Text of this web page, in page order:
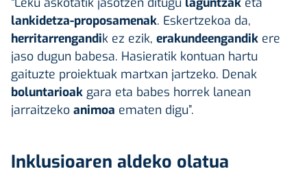
lankidetza-proposamenak. Eskertzekoa da,
herritarrengandik ez ezik, erakundeengandik ere
jaso dugun babesa. Hasieratik kontuan hartu
gaituzte proiektuak martxan jartzeko. Denak
boluntarioak gara eta babes horrek lanean
jarraitzeko animoa ematen digu”.
Inklusioaren aldeko olatua